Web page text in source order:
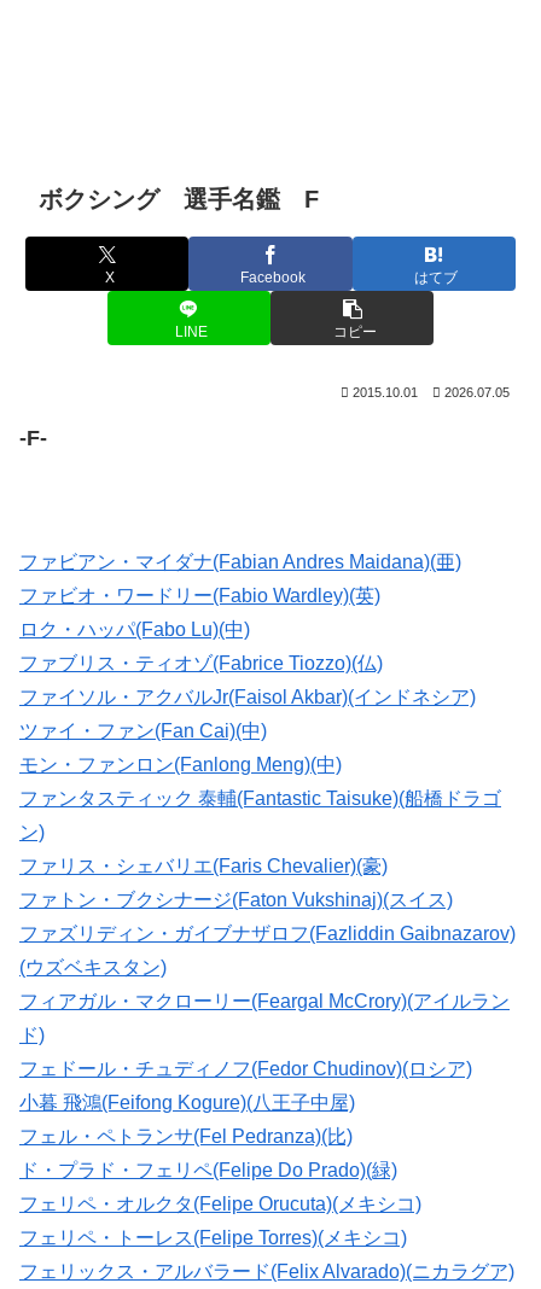
ボクシング 選手名鑑 F
X Facebook はてブ
LINE コピー
2015.10.01 2026.07.05
-F-
ファビアン・マイダナ(Fabian Andres Maidana)(亜)
ファビオ・ワードリー(Fabio Wardley)(英)
ロク・ハッパ(Fabo Lu)(中)
ファブリス・ティオゾ(Fabrice Tiozzo)(仏)
ファイソル・アクバルJr(Faisol Akbar)(インドネシア)
ツァイ・ファン(Fan Cai)(中)
モン・ファンロン(Fanlong Meng)(中)
ファンタスティック 泰輔(Fantastic Taisuke)(船橋ドラゴ
ン)
ファリス・シェバリエ(Faris Chevalier)(豪)
ファトン・ブクシナージ(Faton Vukshinaj)(スイス)
ファズリディン・ガイブナザロフ(Fazliddin Gaibnazarov)
(ウズベキスタン)
フィアガル・マクローリー(Feargal McCrory)(アイルラン
ド)
フェドール・チュディノフ(Fedor Chudinov)(ロシア)
小暮 飛鴻(Feifong Kogure)(八王子中屋)
フェル・ペトランサ(Fel Pedranza)(比)
ド・プラド・フェリペ(Felipe Do Prado)(緑)
フェリペ・オルクタ(Felipe Orucuta)(メキシコ)
フェリペ・トーレス(Felipe Torres)(メキシコ)
フェリックス・アルバラード(Felix Alvarado)(ニカラグア)